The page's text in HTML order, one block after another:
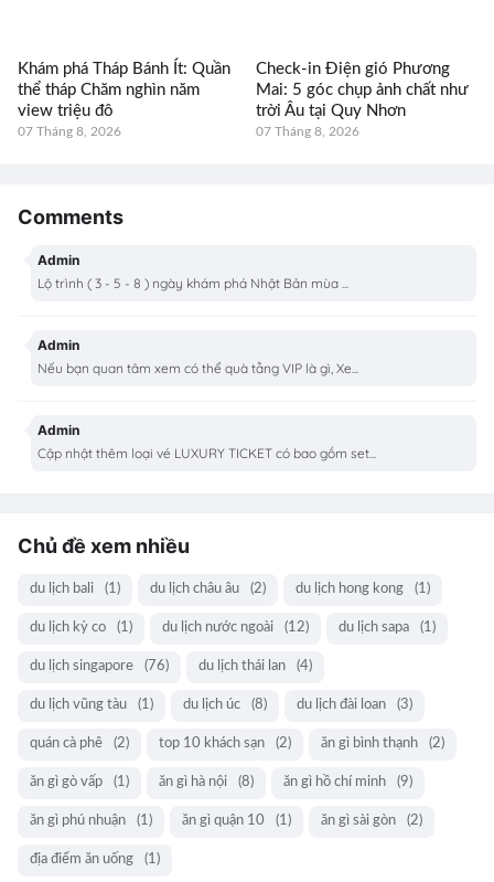
Khám phá Tháp Bánh Ít: Quần
thể tháp Chăm nghìn năm
view triệu đô
07 Tháng 8, 2026
Check-in Điện gió Phương
Mai: 5 góc chụp ảnh chất như
trời Âu tại Quy Nhơn
07 Tháng 8, 2026
Comments
Admin
Lộ trình ( 3 - 5 - 8 ) ngày khám phá Nhật Bản mùa ...
Admin
Nếu bạn quan tâm xem có thể quà tằng VIP là gì, Xe...
Admin
Cập nhật thêm loại vé LUXURY TICKET có bao gồm set...
Chủ đề xem nhiều
du lịch bali (1) du lịch châu âu (2) du lịch hong kong (1)
du lịch kỳ co (1) du lịch nước ngoài (12) du lịch sapa (1)
du lịch singapore (76) du lịch thái lan (4)
du lịch vũng tàu (1) du lịch úc (8) du lịch đài loan (3)
quán cà phê (2) top 10 khách sạn (2) ăn gì bình thạnh (2)
ăn gì gò vấp (1) ăn gì hà nội (8) ăn gì hồ chí minh (9)
ăn gì phú nhuận (1) ăn gì quận 10 (1) ăn gì sài gòn (2)
địa điểm ăn uống (1)